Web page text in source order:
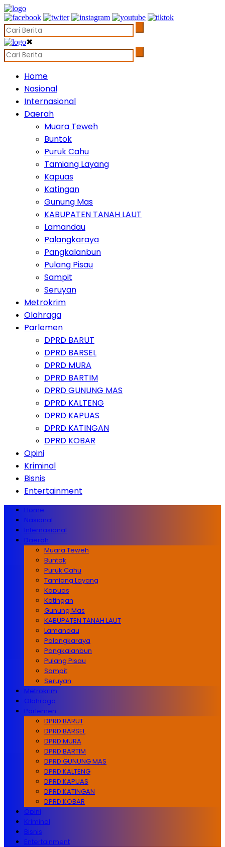
✖
Home
Nasional
Internasional
Daerah
Muara Teweh
Buntok
Puruk Cahu
Tamiang Layang
Kapuas
Katingan
Gunung Mas
KABUPATEN TANAH LAUT
Lamandau
Palangkaraya
Pangkalanbun
Pulang Pisau
Sampit
Seruyan
Metrokrim
Olahraga
Parlemen
DPRD BARUT
DPRD BARSEL
DPRD MURA
DPRD BARTIM
DPRD GUNUNG MAS
DPRD KALTENG
DPRD KAPUAS
DPRD KATINGAN
DPRD KOBAR
Opini
Kriminal
Bisnis
Entertainment
Home
Nasional
Internasional
Daerah
Muara Teweh
Buntok
Puruk Cahu
Tamiang Layang
Kapuas
Katingan
Gunung Mas
KABUPATEN TANAH LAUT
Lamandau
Palangkaraya
Pangkalanbun
Pulang Pisau
Sampit
Seruyan
Metrokrim
Olahraga
Parlemen
DPRD BARUT
DPRD BARSEL
DPRD MURA
DPRD BARTIM
DPRD GUNUNG MAS
DPRD KALTENG
DPRD KAPUAS
DPRD KATINGAN
DPRD KOBAR
Opini
Kriminal
Bisnis
Entertainment